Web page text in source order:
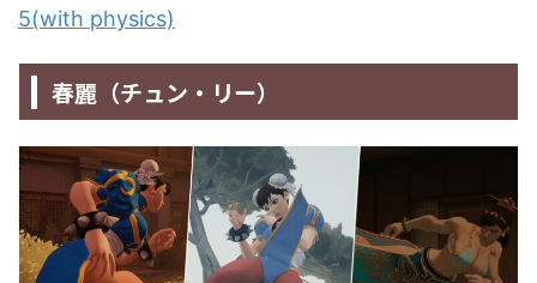
5(with physics)
春麗（チュン・リー）